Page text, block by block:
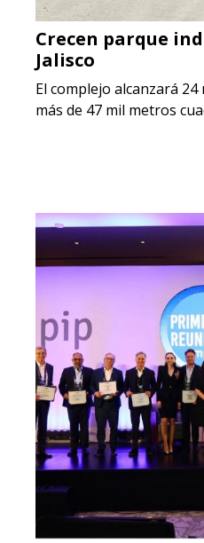
Crecen parque
Jalisco
El complejo alcanzará
más de 47 mil metros